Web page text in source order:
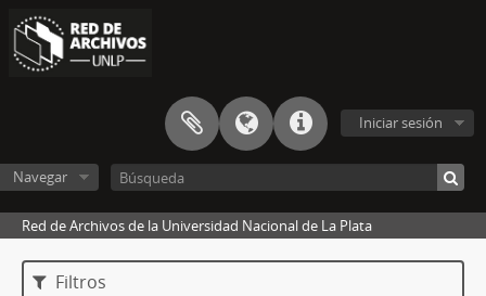
Iniciar sesión
Navegar
Red de Archivos de la Universidad Nacional de La Plata
Filtros